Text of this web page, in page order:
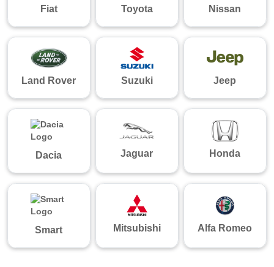
Fiat Toyota Nissan
Land Rover Suzuki Jeep
Dacia Jaguar Honda
Smart Mitsubishi Alfa Romeo